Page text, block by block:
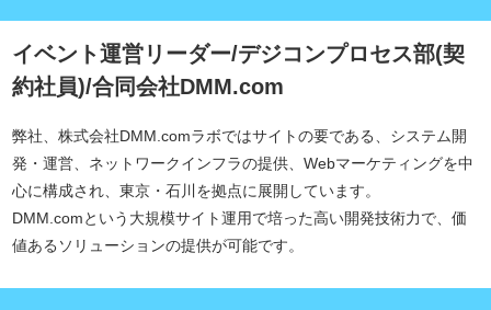
イベント運営リーダー/デジコンプロセス部(契
約社員)/合同会社DMM.com
弊社、株式会社DMM.comラボではサイトの要である、システム開
発・運営、ネットワークインフラの提供、Webマーケティングを中
心に構成され、東京・石川を拠点に展開しています。
DMM.comという大規模サイト運用で培った高い開発技術力で、価
値あるソリューションの提供が可能です。